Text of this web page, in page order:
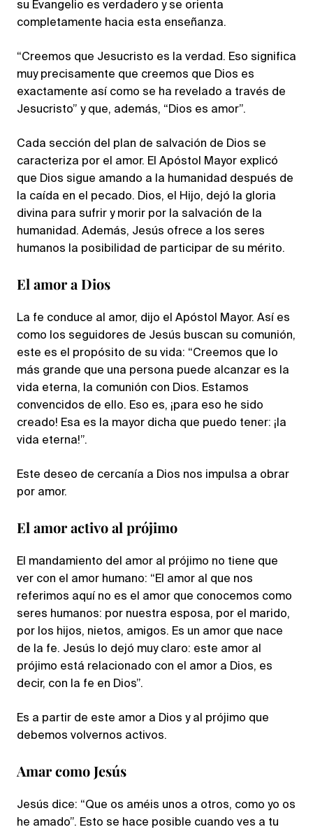
su Evangelio es verdadero y se orienta
completamente hacia esta enseñanza.
“Creemos que Jesucristo es la verdad. Eso significa
muy precisamente que creemos que Dios es
exactamente así como se ha revelado a través de
Jesucristo” y que, además, “Dios es amor”.
Cada sección del plan de salvación de Dios se
caracteriza por el amor. El Apóstol Mayor explicó
que Dios sigue amando a la humanidad después de
la caída en el pecado. Dios, el Hijo, dejó la gloria
divina para sufrir y morir por la salvación de la
humanidad. Además, Jesús ofrece a los seres
humanos la posibilidad de participar de su mérito.
El amor a Dios
La fe conduce al amor, dijo el Apóstol Mayor. Así es
como los seguidores de Jesús buscan su comunión,
este es el propósito de su vida: “Creemos que lo
más grande que una persona puede alcanzar es la
vida eterna, la comunión con Dios. Estamos
convencidos de ello. Eso es, ¡para eso he sido
creado! Esa es la mayor dicha que puedo tener: ¡la
vida eterna!”.
Este deseo de cercanía a Dios nos impulsa a obrar
por amor.
El amor activo al prójimo
El mandamiento del amor al prójimo no tiene que
ver con el amor humano: “El amor al que nos
referimos aquí no es el amor que conocemos como
seres humanos: por nuestra esposa, por el marido,
por los hijos, nietos, amigos. Es un amor que nace
de la fe. Jesús lo dejó muy claro: este amor al
prójimo está relacionado con el amor a Dios, es
decir, con la fe en Dios”.
Es a partir de este amor a Dios y al prójimo que
debemos volvernos activos.
Amar como Jesús
Jesús dice: “Que os améis unos a otros, como yo os
he amado”. Esto se hace posible cuando ves a tu